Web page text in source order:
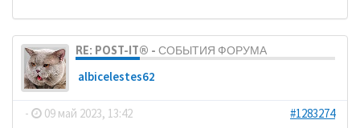
RE: POST-IT® - СОБЫТИЯ ФОРУМА
albicelestes62
- 09 май 2023, 13:42 #1283274